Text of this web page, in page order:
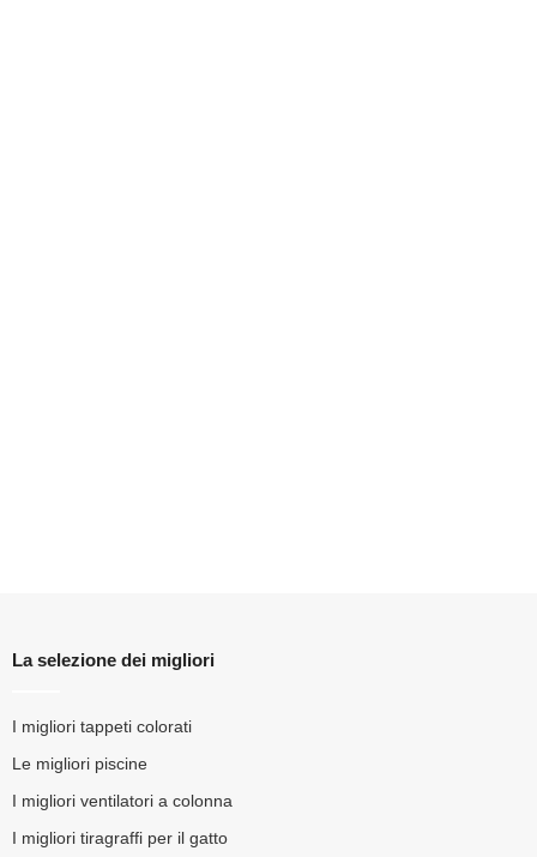
La selezione dei migliori
I migliori tappeti colorati
Le migliori piscine
I migliori ventilatori a colonna
I migliori tiragraffi per il gatto